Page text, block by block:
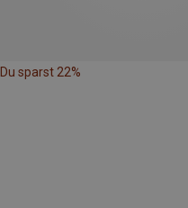
Du sparst 22%